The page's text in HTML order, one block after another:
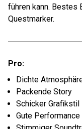
führen kann.
Questmarker.
Pro:
Dichte
Packende Story
Schicker Grafikstil
Gute Performance